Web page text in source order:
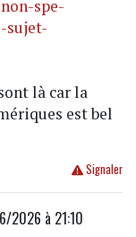
spe-
sujet-
là car la
est bel
Signaler
2026 à 21:10